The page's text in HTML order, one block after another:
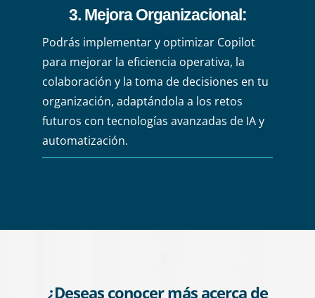
3. Mejora Organizacional:
Podrás implementar y optimizar Copilot
para mejorar la eficiencia operativa, la
colaboración y la toma de decisiones en tu
organización, adaptándola a los retos
futuros con tecnologías avanzadas de IA y
automatización.
¿Deseas conocer más acerca de